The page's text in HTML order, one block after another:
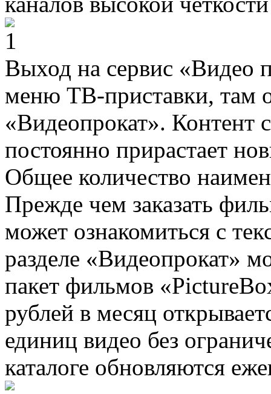
Выход на сервис «Видео
меню ТВ-приставки, там
«Видеопрокат». Контент
постоянно прирастает
Общее количество
Прежде чем заказать
может ознакомиться с
разделе «Видеопрокат»
пакет фильмов
рублей в месяц
единиц видео без
каталоге обновляются